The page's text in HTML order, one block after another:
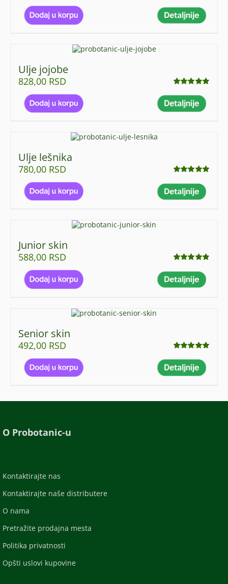
5.00od 5
Ulje jojobe
sa
4.85od 5
828,00 RSD
Ulje lešnika
5.00od 5
780,00 RSD
Junior skin
4.83od 5
588,00 RSD
Senior skin
4.94od 5
492,00 RSD
O Probotanic-u
Kontaktirajte nas
Kontaktirajte naše distributere
O nama
Pretražite prodajna mesta
Politika privatnosti
Opšti uslovi kupovine